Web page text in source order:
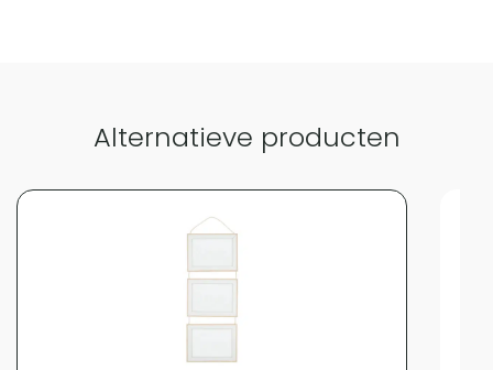
Alternatieve producten